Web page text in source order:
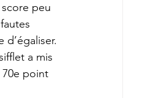
peu
a mis
point